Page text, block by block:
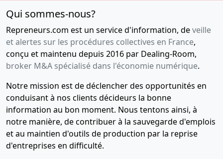
Qui sommes-nous?
Repreneurs.com est un service d'information, deveille
et alertes sur les procédures collectives en France,
conçu et maintenu depuis 2016 par Dealing-Room,
broker M&A spécialisé dans l'économie numérique.
Notre mission est de déclencher des opportunités en
conduisant à nos clients décideurs la bonne
information au bon moment. Nous tentons ainsi, à
notre manière, de contribuer à la sauvegarde d'emplois
et au maintien d'outils de production par la reprise
d'entreprises en difficulté.